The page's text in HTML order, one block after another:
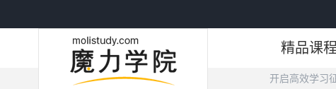
精品课程
开启高效学习